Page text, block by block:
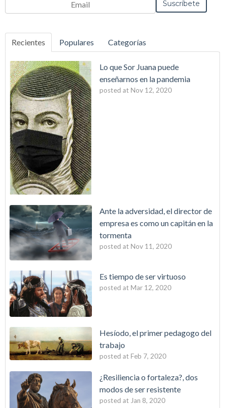
Recientes Populares Categorías
Lo que Sor Juana puede
enseñarnos en la pandemia
posted at Nov 12, 2020
Ante la adversidad, el director de
empresa es como un capitán en la
tormenta
posted at Nov 11, 2020
Es tiempo de ser virtuoso
posted at Mar 12, 2020
Hesíodo, el primer pedagogo del
trabajo
posted at Feb 7, 2020
¿Resiliencia o fortaleza?, dos
modos de ser resistente
posted at Jan 8, 2020